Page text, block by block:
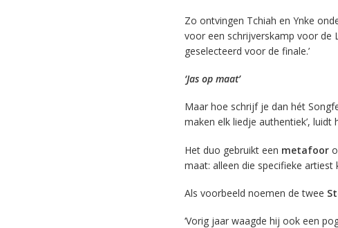
Zo ontvingen Tchiah en Ynke
voor een schrijverskamp voor de
geselecteerd voor de finale.’
‘Jas op maat’
Maar hoe schrijf je dan hét
maken elk liedje authentiek’, luidt
Het duo gebruikt een metafoor
maat: alleen die specifieke artiest
Als voorbeeld noemen de twee
‘Vorig jaar waagde hij ook een